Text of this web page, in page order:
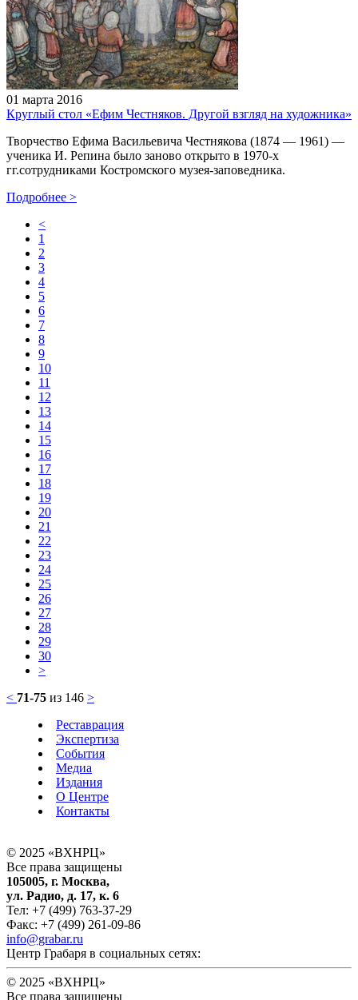
01 марта 2016
Круглый стол «Ефим Честняков. Другой взгляд на художника»
Творчество Ефима Васильевича Честнякова (1874 — 1961) —
ученика И. Репина было заново открыто в 1970-х
гг.сотрудниками Костромского музея-заповедника.
Подробнее >
<
1
2
3
4
5
6
7
8
9
10
11
12
13
14
15
16
17
18
19
20
21
22
23
24
25
26
27
28
29
30
>
< 71-75 из 146 >
Реставрация
Экспертиза
События
Медиа
Издания
О Центре
Контакты
© 2025 «ВХНРЦ»
Все права защищены
105005, г. Москва,
ул. Радио, д. 17, к. 6
Тел: +7 (499) 763-37-29
Факс: +7 (499) 261-09-86
info@grabar.ru
Центр Грабаря в социальных сетях:
© 2025 «ВХНРЦ»
Все права защищены